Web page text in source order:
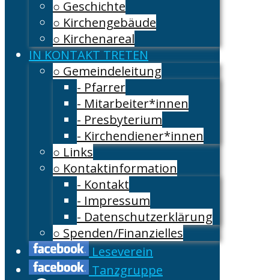
○ Geschichte
○ Kirchengebäude
○ Kirchenareal
IN KONTAKT TRETEN
○ Gemeindeleitung
- Pfarrer
- Mitarbeiter*innen
- Presbyterium
- Kirchendiener*innen
○ Links
○ Kontaktinformation
- Kontakt
- Impressum
- Datenschutzerklärung
○ Spenden/Finanzielles
Leseverein
Tanzgruppe